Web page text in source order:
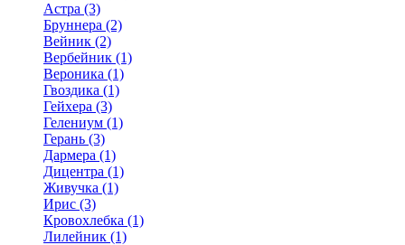
Астра (3)
Бруннера (2)
Вейник (2)
Вербейник (1)
Вероника (1)
Гвоздика (1)
Гейхера (3)
Гелениум (1)
Герань (3)
Дармера (1)
Дицентра (1)
Живучка (1)
Ирис (3)
Кровохлебка (1)
Лилейник (1)